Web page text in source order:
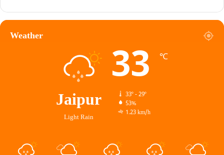
Weather
Jaipur
Light Rain
33 ℃
33º - 29º
53%
1.23 km/h